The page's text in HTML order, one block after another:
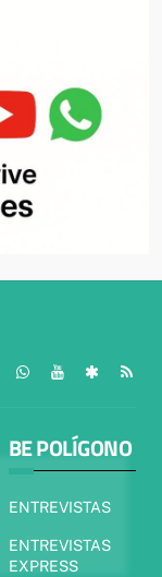
BE POLÍGONO
ENTREVISTAS
ENTREVISTAS
EXPRESS